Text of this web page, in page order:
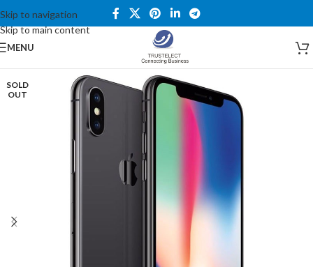
Skip to navigation
Skip to main content
MENU
SOLD
OUT